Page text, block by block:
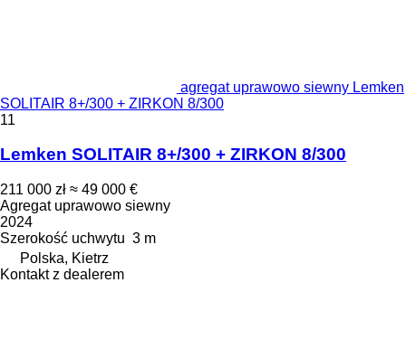
agregat uprawowo siewny Lemken
SOLITAIR 8+/300 + ZIRKON 8/300
11
Lemken SOLITAIR 8+/300 + ZIRKON 8/300
211 000 zł ≈ 49 000 €
Agregat uprawowo siewny
2024
Szerokość uchwytu 3 m
Polska, Kietrz
Kontakt z dealerem